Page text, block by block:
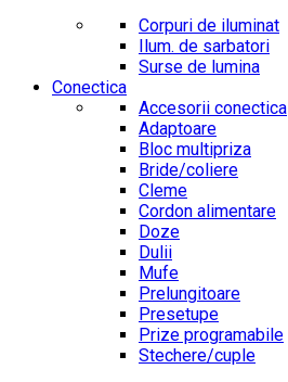
Corpuri de iluminat
Ilum. de sarbatori
Surse de lumina
Conectica
Accesorii conectica
Adaptoare
Bloc multipriza
Bride/coliere
Cleme
Cordon alimentare
Doze
Dulii
Mufe
Prelungitoare
Presetupe
Prize programabile
Stechere/cuple